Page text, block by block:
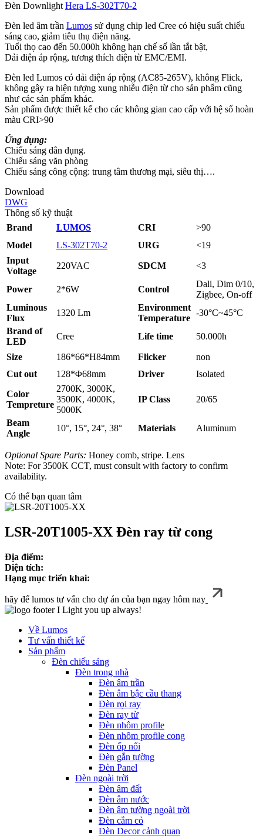
Đèn Downlight Hera LS‑302T70-2
Đèn led âm trần Lumos sử dụng chip led Cree có hiệu suất chiếu
sáng cao, giảm tiêu thụ điện năng.
Tuổi thọ cao đến 50.000h không hạn chế số lần tắt bật,
Dải điện áp rộng, tương thích điện từ EMC/EMI.
Đèn led Lumos có dải điện áp rộng (AC85-265V), không Flick,
không gây ra hiện tượng xung nhiễu điện từ cho sản phẩm cũng
như các sản phẩm khác.
Sản phẩm được thiết kế cho các không gian cao cấp với hệ số hoàn
màu CRI>90
Ứng dụng:
Chiếu sáng dân dụng.
Chiếu sáng văn phòng
Chiếu sáng công cộng: trung tâm thương mại, siêu thị….
Download
DWG
Thông số kỹ thuật
Brand
LUMOS CRI
>90
Model
LS-302T70-2 URG
<19
Input
Voltage
220VAC SDCM <3
Power 2*6W Control
Dali, Dim 0/10,
Zigbee, On-off
Luminous
Flux
1320 Lm
Environment
Temperature
-30°C~45°C
Brand of
LED
Cree Life time 50.000h
Size 186*66*H84mm Flicker
non
Cut out
128*Φ68mm Driver
Isolated
Color
Tempreture
2700K, 3000K,
3500K, 4000K,
5000K
IP Class 20/65
Beam
Angle
10°, 15°, 24°, 38° Materials Aluminum
Optional Spare Parts: Honey comb, stripe. Lens
Note: For 3500K CCT, must consult with factory to confirm
availability.
Có thể bạn quan tâm
LSR-20T1005-XX Đèn ray từ cong
Địa điểm:
Diện tích:
Hạng mục triển khai:
hãy để lumos tư vấn cho dự án của bạn ngay hôm nay
I Light you up always!
Về Lumos
Tư vấn thiết kế
Sản phẩm
Đèn chiếu sáng
Đèn trong nhà
Đèn âm trần
Đèn âm bậc cầu thang
Đèn rọi ray
Đèn ray từ
Đèn nhôm profile
Đèn nhôm profile cong
Đèn ốp nổi
Đèn gắn tường
Đèn Panel
Đèn ngoài trời
Đèn âm đất
Đèn âm nước
Đèn âm tường ngoài trời
Đèn cắm cỏ
Đèn Decor cảnh quan